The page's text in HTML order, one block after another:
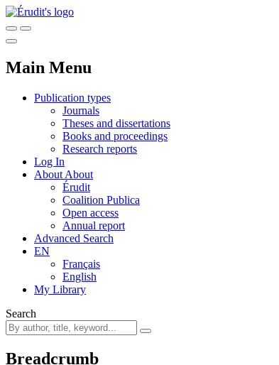
Main Menu
Publication types
Journals
Theses and dissertations
Books and proceedings
Research reports
Log In
About About
Érudit
Coalition Publica
Open access
Annual report
Advanced Search
EN
Français
English
My Library
Search
Breadcrumb